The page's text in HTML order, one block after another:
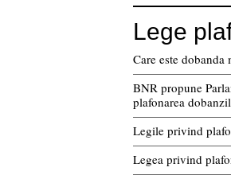
Lege
Care este
BNR propune
plafonarea
Legile privind
Legea privind